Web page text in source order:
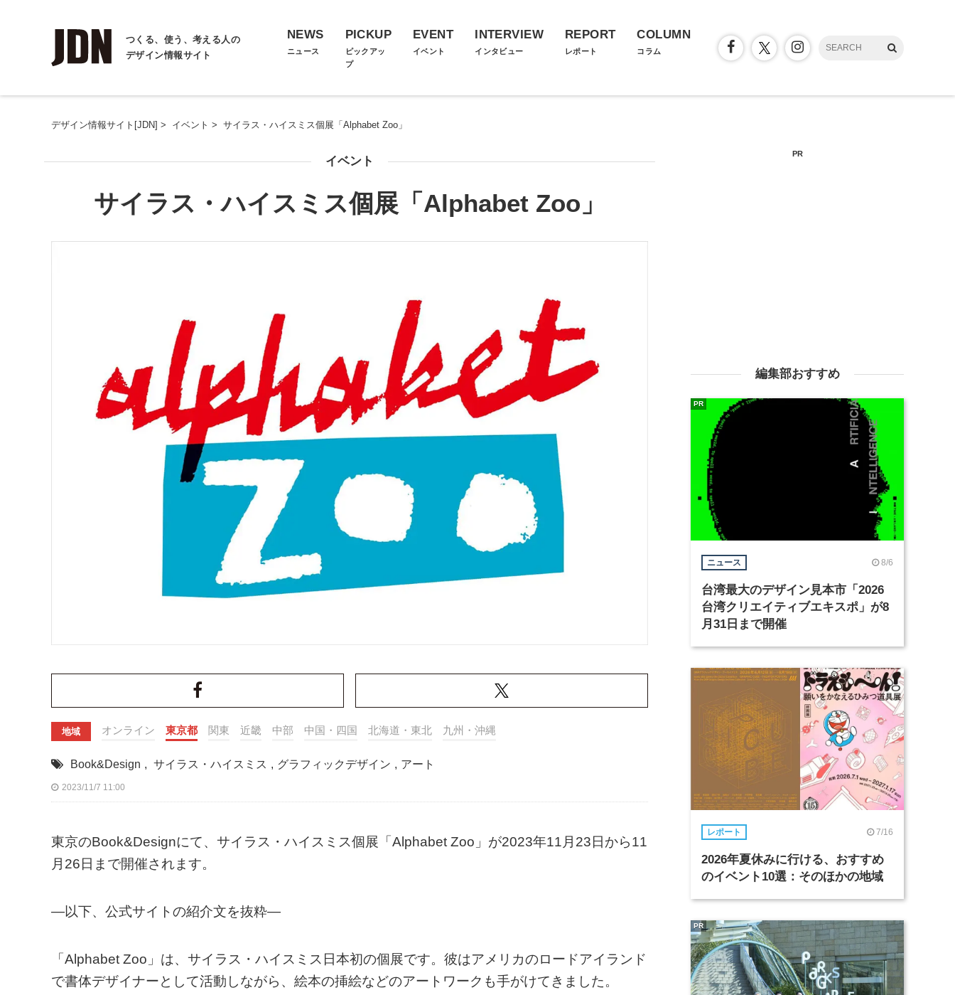
つくる、使う、考える人の
デザイン情報サイト
NEWS
ニュース
PICKUP
ピックアッ
プ
EVENT
イベント
INTERVIEW
インタビュー
REPORT
レポート
COLUMN
コラム
デザイン情報サイト[JDN] > イベント > サイラス・ハイスミス個展「Alphabet Zoo」
イベント
サイラス・ハイスミス個展「Alphabet Zoo」
地域 オンライン 東京都 関東 近畿 中部 中国・四国 北海道・東北 九州・沖縄
Book&Design , サイラス・ハイスミス , グラフィックデザイン , アート
2023/11/7 11:00
東京のBook&Designにて、サイラス・ハイスミス個展「Alphabet Zoo」が2023年11月23日から11
月26日まで開催されます。
—以下、公式サイトの紹介文を抜粋—
「Alphabet Zoo」は、サイラス・ハイスミス日本初の個展です。彼はアメリカのロードアイランド
で書体デザイナーとして活動しながら、絵本の挿絵などのアートワークも手がけてきました。
PR
編集部おすすめ
ニュース 8/6
台湾最大のデザイン見本市「2026
台湾クリエイティブエキスポ」が8
月31日まで開催
PR
レポート 7/16
2026年夏休みに行ける、おすすめ
のイベント10選：そのほかの地域
PR